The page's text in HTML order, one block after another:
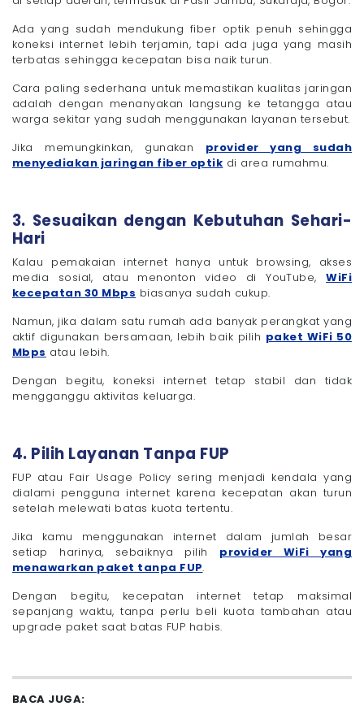
Ada yang sudah mendukung fiber optik penuh sehingga
koneksi internet lebih terjamin, tapi ada juga yang masih
terbatas sehingga kecepatan bisa naik turun.
Cara paling sederhana untuk memastikan kualitas jaringan
adalah dengan menanyakan langsung ke tetangga atau
warga sekitar yang sudah menggunakan layanan tersebut.
Jika memungkinkan, gunakan provider yang sudah
menyediakan jaringan fiber optik di area rumahmu.
3. Sesuaikan dengan Kebutuhan Sehari-
Hari
Kalau pemakaian internet hanya untuk browsing, akses
media sosial, atau menonton video di YouTube,WiFi
kecepatan 30 Mbps biasanya sudah cukup.
Namun, jika dalam satu rumah ada banyak perangkat yang
aktif digunakan bersamaan, lebih baik pilih paket WiFi 50
Mbps atau lebih.
Dengan begitu, koneksi internet tetap stabil dan tidak
mengganggu aktivitas keluarga.
4. Pilih Layanan Tanpa FUP
FUP atau Fair Usage Policy sering menjadi kendala yang
dialami pengguna internet karena kecepatan akan turun
setelah melewati batas kuota tertentu.
Jika kamu menggunakan internet dalam jumlah besar
setiap harinya, sebaiknya pilih provider WiFi yang
menawarkan paket tanpa FUP.
Dengan begitu, kecepatan internet tetap maksimal
sepanjang waktu, tanpa perlu beli kuota tambahan atau
upgrade paket saat batas FUP habis.
BACA JUGA: